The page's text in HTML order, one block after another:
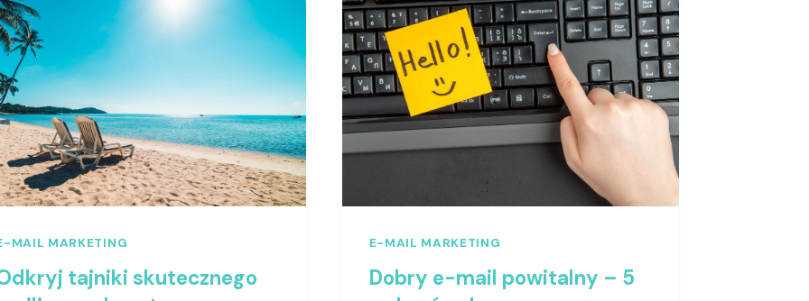
MAIL MARKETING
tajniki skutecznego
E-MAIL MARKETING
Dobry e-mail powit alny – 5